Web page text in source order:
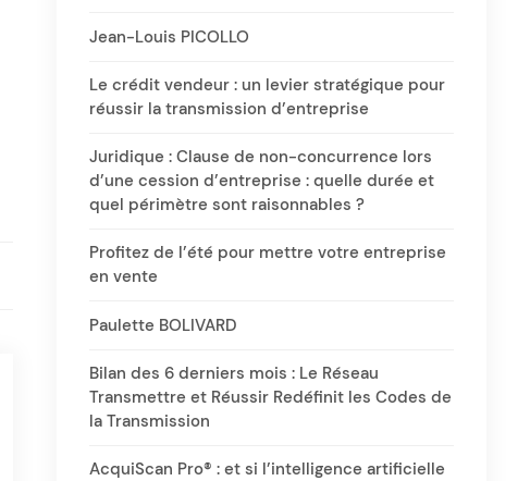
Jean-Louis PICOLLO
Le crédit vendeur : un levier stratégique pour
réussir la transmission d’entreprise
Juridique : Clause de non-concurrence lors
d’une cession d’entreprise : quelle durée et
quel périmètre sont raisonnables ?
Profitez de l’été pour mettre votre entreprise
en vente
Paulette BOLIVARD
Bilan des 6 derniers mois : Le Réseau
Transmettre et Réussir Redéfinit les Codes de
la Transmission
AcquiScan Pro® : et si l’intelligence artificielle